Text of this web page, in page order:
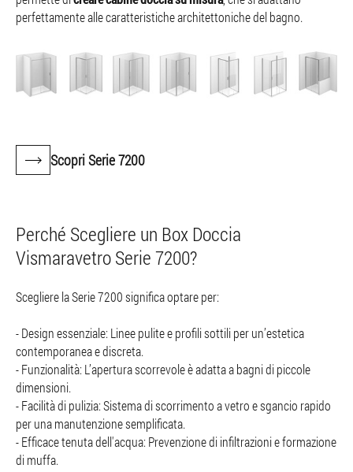
perfettamente alle caratteristiche architettoniche del bagno.
Scopri Serie 7200
Perché Scegliere un Box Doccia
Vismaravetro Serie 7200?
Scegliere la Serie 7200 significa optare per:
- Design essenziale: Linee pulite e profili sottili per un’estetica
contemporanea e discreta.
- Funzionalità: L’apertura scorrevole è adatta a bagni di piccole
dimensioni.
- Facilità di pulizia: Sistema di scorrimento a vetro e sgancio rapido
per una manutenzione semplificata.
- Efficace tenuta dell'acqua: Prevenzione di infiltrazioni e formazione
di muffa.